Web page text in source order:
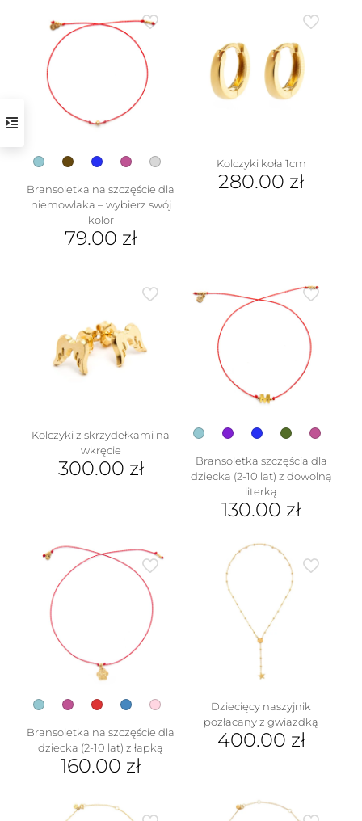
wiele
wariantów.
stronie
Bransoletka na szczęście dla
niemowlaka – wybierz swój
kolor
79.00 zł
wariantów.
Opcje
można
wybrać
Kolczyki koła 1cm
280.00 zł
Kolczyki z skrzydełkami na
wkręcie
300.00 zł
Bransoletka szczęścia dla
dziecka (2-10 lat) z dowolną
literką
130.00 zł
produkt
wariantów.
Opcje
można
wybrać
na
stronie
produktu
Bransoletka na szczęście dla
dziecka (2-10 lat) z łapką
160.00 zł
produkt
Dziecięcy naszyjnik
pozłacany z gwiazdką
400.00 zł